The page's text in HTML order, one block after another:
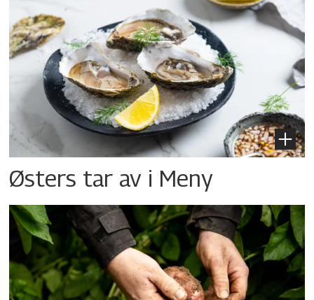
Østers tar av i Meny